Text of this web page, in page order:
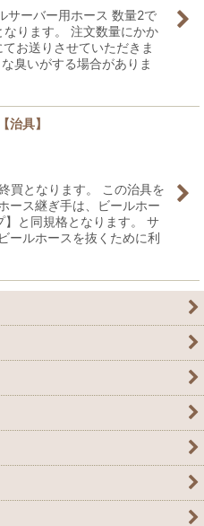
サーバー用ホース 数量2で
ります。 注文数量にかか
お送りさせていただきま
臭いがする場合がありま
治具】
買となります。 この治具を
ース継ぎ手は、ビールホー
】と同規格となります。 サ
ールホースを抜くために利